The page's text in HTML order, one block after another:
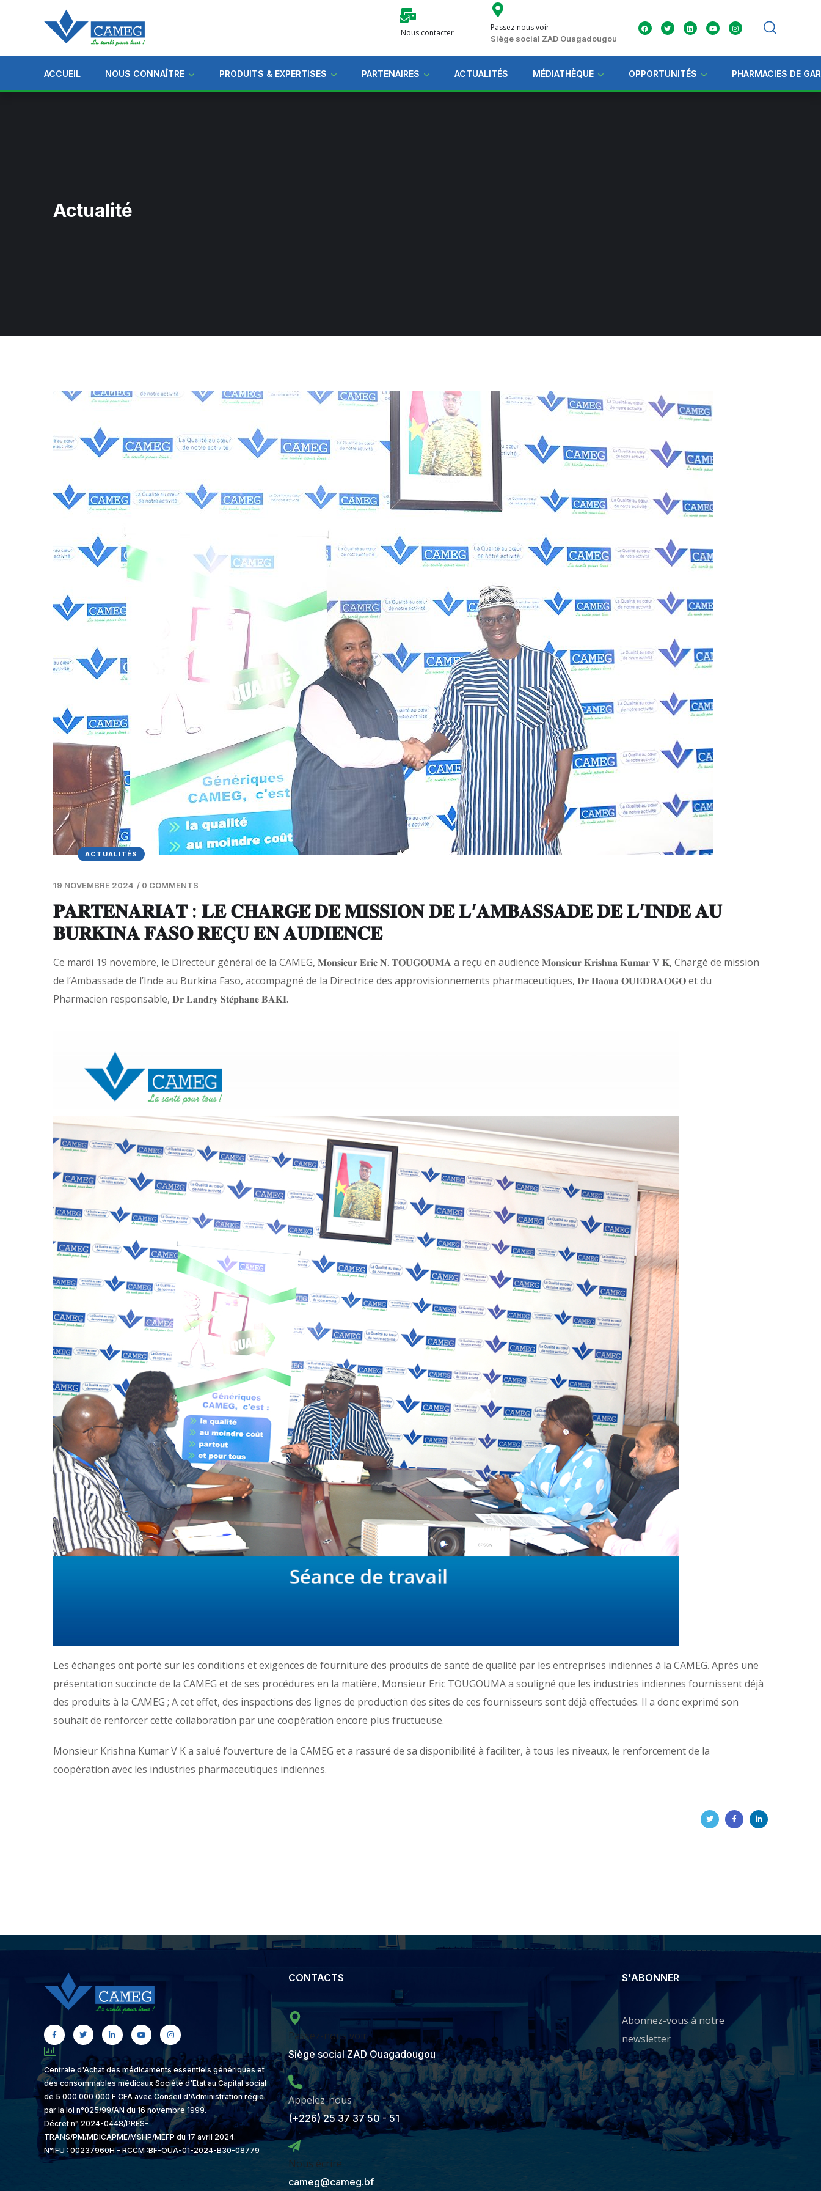
Nous contacter
Passez-nous voir
Siège social ZAD Ouagadougou
ACCUEIL NOUS CONNAÎTRE PRODUITS & EXPERTISES PARTENAIRES ACTUALITÉS MÉDIATHÈQUE OPPORTUNITÉS PHARMACIES DE
Actualité
ACTUALITÉS
19 NOVEMBRE 2024 / 0 COMMENTS
𝐏𝐀𝐑𝐓𝐄𝐍𝐀𝐑𝐈𝐀𝐓 : 𝐋𝐄 𝐂𝐇𝐀𝐑𝐆𝐄́ 𝐃𝐄 𝐌𝐈𝐒𝐒𝐈𝐎𝐍 𝐃𝐄 𝐋’𝐀𝐌𝐁𝐀𝐒𝐒𝐀𝐃𝐄 𝐃𝐄 𝐋’𝐈𝐍𝐃𝐄 𝐀𝐔
𝐁𝐔𝐑𝐊𝐈𝐍𝐀 𝐅𝐀𝐒𝐎 𝐑𝐄𝐂̧𝐔 𝐄𝐍 𝐀𝐔𝐃𝐈𝐄𝐍𝐂𝐄
Ce mardi 19 novembre, le Directeur général de la CAMEG, 𝐌𝐨𝐧𝐬𝐢𝐞𝐮𝐫 𝐄𝐫𝐢𝐜 𝐍. 𝐓𝐎𝐔𝐆𝐎𝐔𝐌𝐀 a reçu en audience 𝐌𝐨𝐧𝐬𝐢𝐞𝐮𝐫 𝐊𝐫𝐢𝐬𝐡𝐧𝐚 𝐊𝐮𝐦𝐚𝐫 𝐕 𝐊, Chargé de mission
de l’Ambassade de l’Inde au Burkina Faso, accompagné de la Directrice des approvisionnements pharmaceutiques, 𝐃𝐫 𝐇𝐚𝐨𝐮𝐚 𝐎𝐔𝐄𝐃𝐑𝐀𝐎𝐆𝐎 et du
Pharmacien responsable, 𝐃𝐫 𝐋𝐚𝐧𝐝𝐫𝐲 𝐒𝐭𝐞́𝐩𝐡𝐚𝐧𝐞 𝐁𝐀𝐊𝐈.
Les échanges ont porté sur les conditions et exigences de fourniture des produits de santé de qualité par les entreprises indiennes à la CAMEG. Après une
présentation succincte de la CAMEG et de ses procédures en la matière, Monsieur Eric TOUGOUMA a souligné que les industries indiennes fournissent déjà
des produits à la CAMEG ; A cet effet, des inspections des lignes de production des sites de ces fournisseurs sont déjà effectuées. Il a donc exprimé son
souhait de renforcer cette collaboration par une coopération encore plus fructueuse.
Monsieur Krishna Kumar V K a salué l’ouverture de la CAMEG et a rassuré de sa disponibilité à faciliter, à tous les niveaux, le renforcement de la
coopération avec les industries pharmaceutiques indiennes.
Centrale d'Achat des médicaments essentiels génériques et
des consommables médicaux Société d'Etat au Capital social
de 5 000 000 000 F CFA avec Conseil d'Administration régie
par la loi n°025/99/AN du 16 novembre 1999.
Décret n° 2024-0448/PRES-
TRANS/PM/MDICAPME/MSHP/MEFP du 17 avril 2024.
N°IFU : 00237960H - RCCM :BF-OUA-01-2024-B30-08779
CONTACTS
Passez-nous voir
Siège social ZAD Ouagadougou
Appelez-nous
(+226) 25 37 37 50 - 51
Nous écrire
cameg@cameg.bf
S'ABONNER
Abonnez-vous à notre
newsletter